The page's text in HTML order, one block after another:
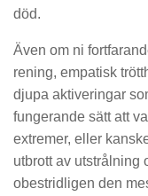
död.
Även om ni
rening, empatisk
djupa aktiveringar
fungerande sätt att
extremer, eller
utbrott av utstrålning
obestridligen den